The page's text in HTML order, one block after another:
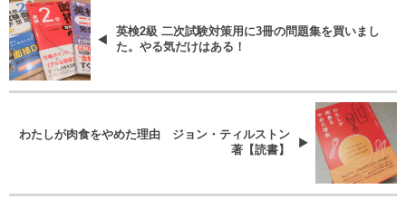
英検2級 二次試験対策用に3冊の問題集を買いまし
た。やる気だけはある！
わたしが肉食をやめた理由 ジョン・ティルストン
著【読書】